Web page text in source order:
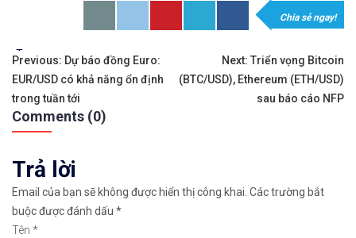
𝘟𝘦𝘮 𝘤𝘩𝘪 𝘵𝘪ế𝘵: https://chungkhoanforex.com/du-
✨🏆𝐀𝐧 𝐭â𝐦 𝐦ở 𝐭à𝐢 𝐤𝐡𝐨ả𝐧 𝐠𝐢𝐚𝐨 𝐝ị𝐜𝐡 𝐁𝐢𝐭𝐜𝐨𝐢𝐧 𝐯à 𝐧𝐡𝐢ề𝐮 𝐥𝐨ạ𝐢
👉𝘔ở 𝘵à𝘪 𝘬𝘩𝘰ả𝘯 𝘵𝘳ê𝘯 𝘴à𝘯 𝘉𝘪𝘯𝘢𝘯𝘤𝘦 𝘯ổ𝘪 𝘵𝘪ế𝘯𝘨:
✅Xem cách mở tài khoản trên sàn Binance được
✅Xem hướng dẫn cách giao dịch Mua – Bán
👉𝘔ở 𝘵à𝘪 𝘬𝘩𝘰ả𝘯 𝘵𝘳ê𝘯 𝘴à𝘯 𝘙𝘦𝘮𝘪𝘵𝘢𝘯𝘰 𝘯ổ𝘪 𝘵𝘪ế𝘯𝘨:
Chia sẻ ngay!
Tags:
Điều
hướng
bài
viết
Previous: Dự báo đồng Euro:
EUR/USD có khả năng ổn định
trong tuần tới
Next: Triển vọng Bitcoin
(BTC/USD), Ethereum (ETH/USD)
sau báo cáo NFP
Comments (0)
Trả lời
Email của bạn sẽ không được hiển thị công khai. Các trường bắt
buộc được đánh dấu *
Tên *